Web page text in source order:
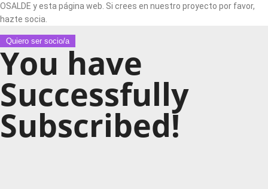
OSALDE y esta página web. Si crees en nuestro proyecto por favor,
hazte socia.
Quiero ser socio/a
You have
Successfully
Subscribed!